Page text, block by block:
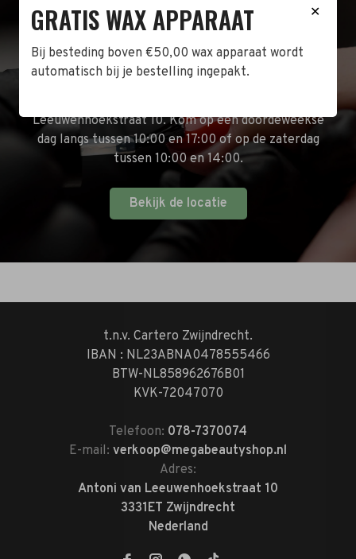
BEZOEK DE WINKEL!
Naast de online shop hebben wij ook een fysieke
Leeuwenhoekstraat 10. Kom op een doordeweekse
dag langs tussen 10:00 en 17:00 of op de zaterdag
tussen 10:00 en 14:00.
Bekijk de locatie
t.n.v. Cartero Zwijndrecht.
IBAN : NL23ABNA0478555466
BTW-NL858962676B01
KVK-72047070
Telefoon: 078-7370074
E-mail: verkoop@megabeautyshop.nl
Adres:
Antoni van Leeuwenhoekstraat 10
3331ET Zwijndrecht
Nederland
✕
GRATIS WAX APPARAAT
Bij besteding boven €50,00 wax apparaat wordt
automatisch bij je bestelling ingepakt.